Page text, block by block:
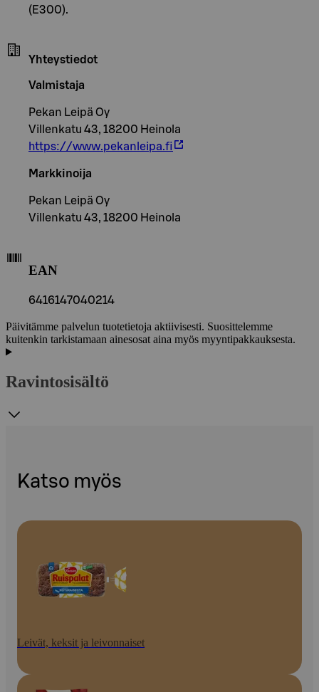
(E300).
Yhteystiedot
Valmistaja
Pekan Leipä Oy
Villenkatu 43, 18200 Heinola
https://www.pekanleipa.fi
Markkinoija
Pekan Leipä Oy
Villenkatu 43, 18200 Heinola
EAN
6416147040214
Päivitämme palvelun tuotetietoja aktiivisesti. Suosittelemme
kuitenkin tarkistamaan ainesosat aina myös myyntipakkauksesta.
Ravintosisältö
Katso myös
Leivät, keksit ja leivonnaiset